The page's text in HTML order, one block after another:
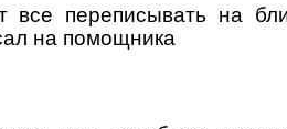
все переписывать на
на помощника